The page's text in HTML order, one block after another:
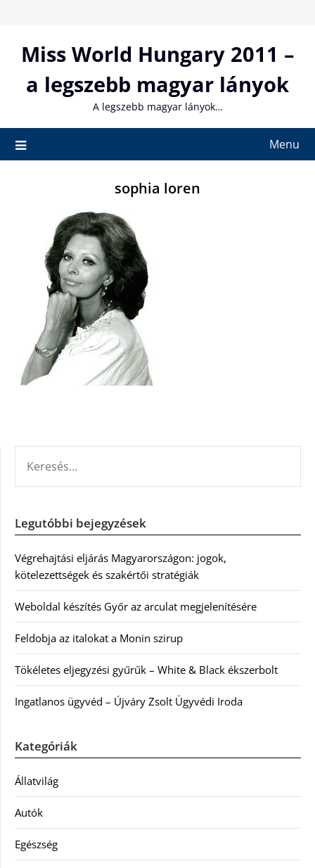
contentMiss World Hungary 2011 –
a legszebb magyar lányok
A legszebb magyar lányok…
Menu
sophia loren
Legutóbbi bejegyzések
Végrehajtási eljárás Magyarországon: jogok,
kötelezettségek és szakértői stratégiák
Weboldal készítés Győr az arculat megjelenítésére
Feldobja az italokat a Monin szirup
Tökéletes eljegyzési gyűrűk – White & Black ékszerbolt
Ingatlanos ügyvéd – Újváry Zsolt Ügyvédi Iroda
Kategóriák
Állatvilág
Autók
Egészség